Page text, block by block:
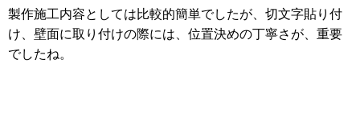
製作施工内容としては比較的簡単でしたが、切文字貼り付
け、壁面に取り付けの際には、位置決めの丁寧さが、重要
でしたね。